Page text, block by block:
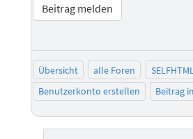
Beitrag melden
Übersicht alle Foren
Benutzerkonto erstellen
Beitrag